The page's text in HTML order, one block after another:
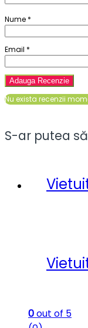
Nume *
Email *
Nu exista recenzii
S-ar putea
0out of 5